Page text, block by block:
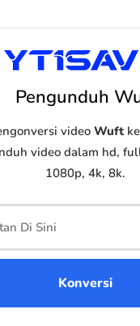
Pengunduh
video Wuft
video dalam hd,
1080p, 4k, 8k.